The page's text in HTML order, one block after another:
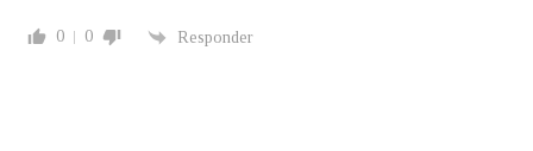
0 0 Responder